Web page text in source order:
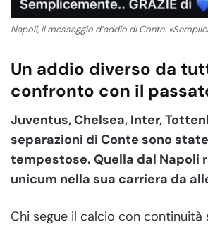
Napoli, il messaggio d’addio di Conte:
Un addio diverso da
confronto con il
Juventus, Chelsea, Inter,
separazioni di Conte sono
tempestose. Quella dal Napoli
unicum nella sua carriera da
Chi segue il calcio con continuità